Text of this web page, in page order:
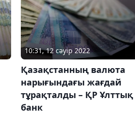
10:31, 12 сәуір 2022
Қазақстанның валюта
нарығындағы жағдай
тұрақталды – ҚР Ұлттық
банк